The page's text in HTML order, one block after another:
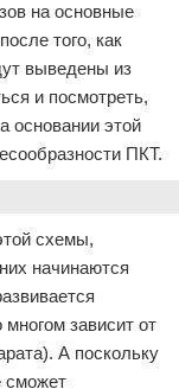
на основные
того, как
выведены из
и посмотреть,
основании этой
ПКТ.
схемы,
начинаются
зависит от
А поскольку
сможет